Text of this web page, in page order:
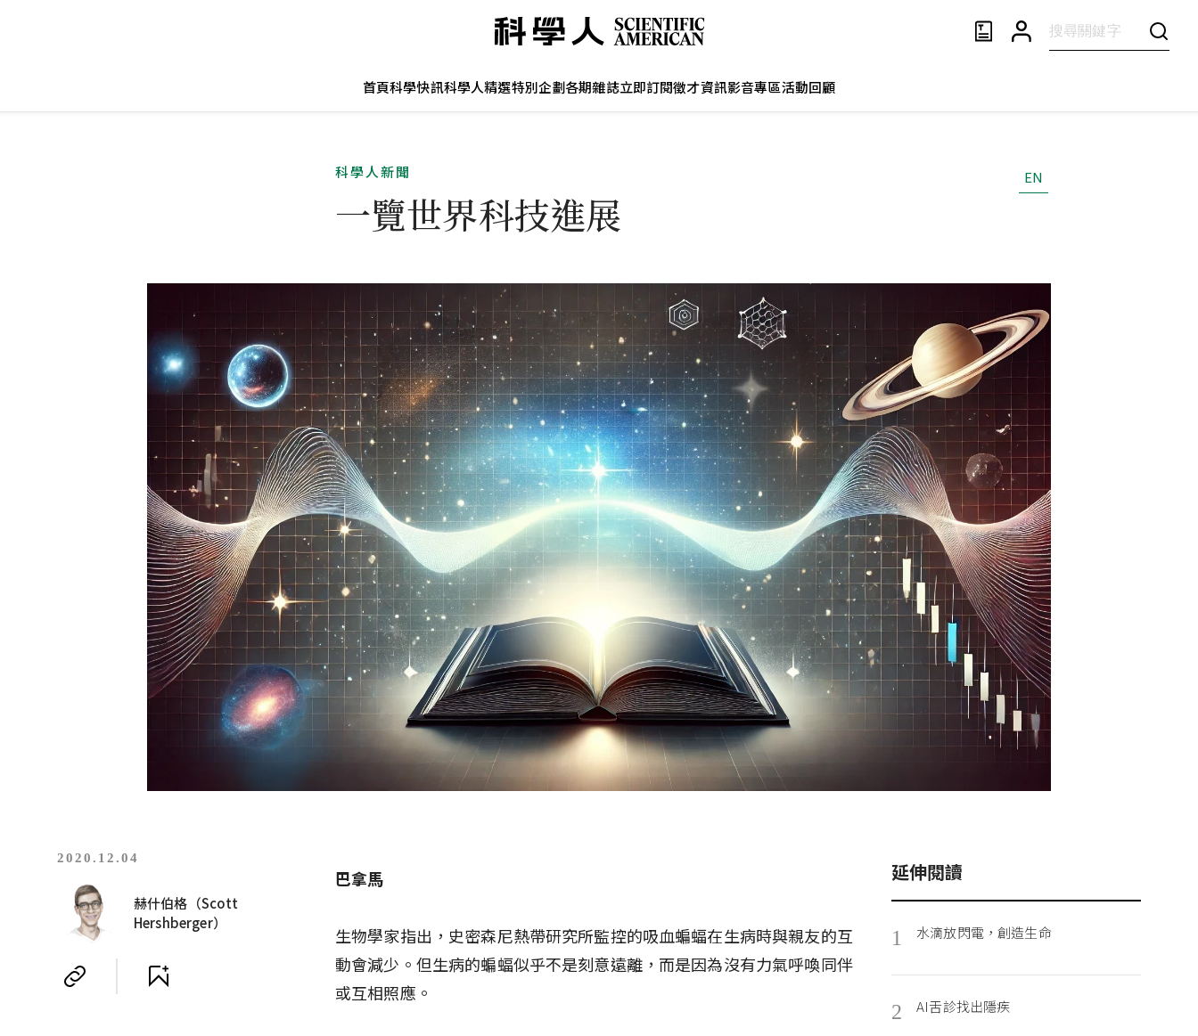
首頁科學快訊科學人精選特別企劃各期雜誌立即訂閱徵才資訊影音專區活動回顧
科學人新聞
一覽世界科技進展
EN
2020.12.04
赫什伯格（Scott
Hershberger）
巴拿馬
生物學家指出，史密森尼熱帶研究所監控的吸血蝙蝠在生病時與親友的互
動會減少。但生病的蝙蝠似乎不是刻意遠離，而是因為沒有力氣呼喚同伴
或互相照應。
延伸閱讀
1 水滴放閃電，創造生命
2 AI舌診找出隱疾